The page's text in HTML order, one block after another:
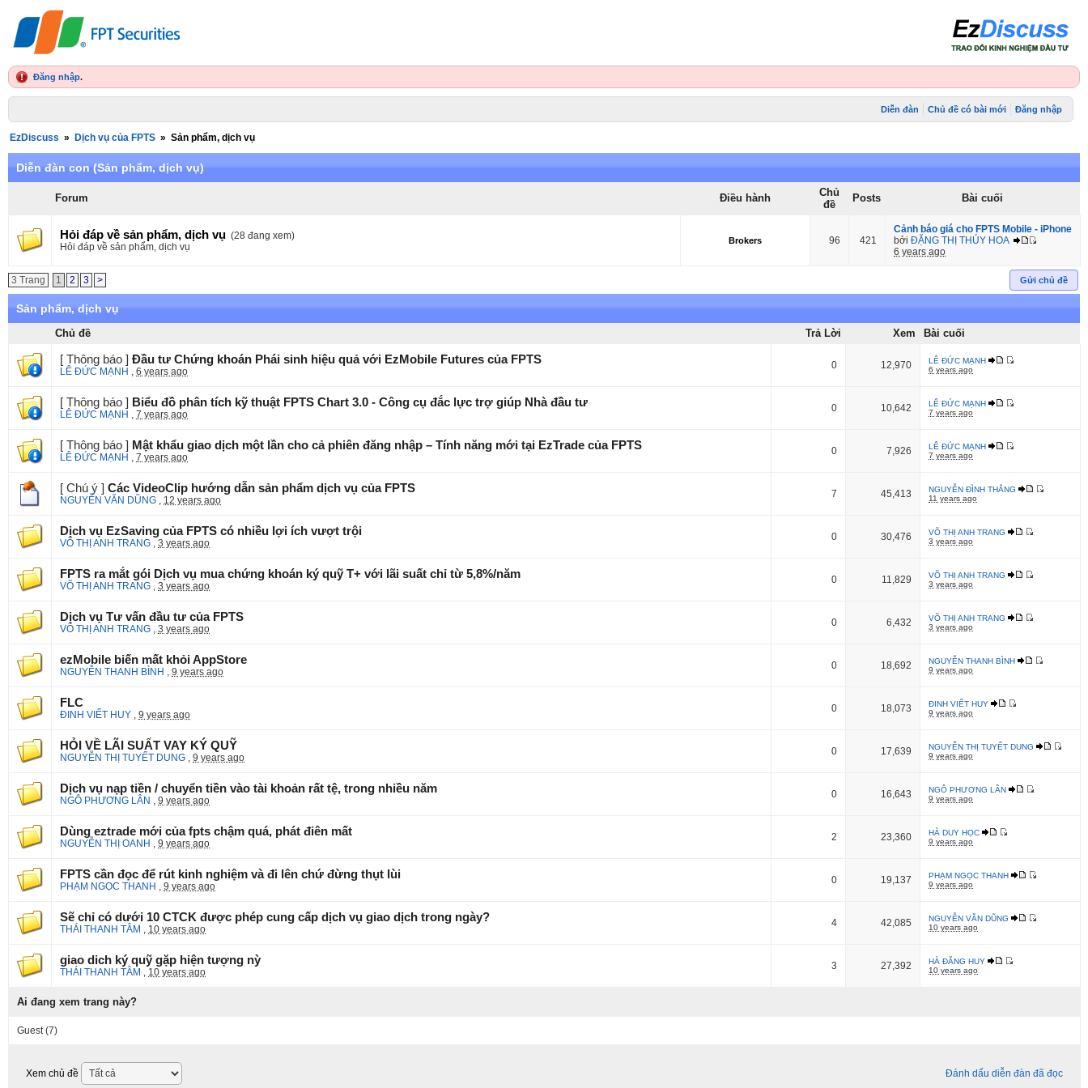
Đăng nhập.
Diễn đàn Chủ đề có bài mới Đăng nhập
EzDiscuss » Dịch vụ của FPTS » Sản phẩm, dịch vụ
Diễn đàn con (Sản phẩm, dịch vụ)
Forum Điều hành
Chủ
đề
Posts Bài cuối
Hỏi đáp về sản phẩm, dịch vụ (28 đang xem)
Hỏi đáp về sản phẩm, dịch vụ
Brokers 96 421
Cảnh báo giá cho FPTS Mobile - iPhone
bởi ĐẶNG THỊ THÚY HOA
6 years ago
3 Trang 1 2 3 > Gửi chủ đề
Sản phẩm, dịch vụ
Chủ đề Trả Lời Xem Bài cuối
[ Thông báo ] Đầu tư Chứng khoán Phái sinh hiệu quả với EzMobile Futures của FPTS
LÊ ĐỨC MẠNH , 6 years ago
0 12,970
LÊ ĐỨC MẠNH
6 years ago
[ Thông báo ] Biểu đồ phân tích kỹ thuật FPTS Chart 3.0 - Công cụ đắc lực trợ giúp Nhà đầu tư
LÊ ĐỨC MẠNH , 7 years ago
0 10,642
LÊ ĐỨC MẠNH
7 years ago
[ Thông báo ] Mật khẩu giao dịch một lần cho cả phiên đăng nhập – Tính năng mới tại EzTrade của FPTS
LÊ ĐỨC MẠNH , 7 years ago
0 7,926
LÊ ĐỨC MẠNH
7 years ago
[ Chú ý ] Các VideoClip hướng dẫn sản phẩm dịch vụ của FPTS
NGUYỄN VĂN DŨNG , 12 years ago
7 45,413
NGUYỄN ĐÌNH THẮNG
11 years ago
Dịch vụ EzSaving của FPTS có nhiều lợi ích vượt trội
VÕ THỊ ANH TRANG , 3 years ago
0 30,476
VÕ THỊ ANH TRANG
3 years ago
FPTS ra mắt gói Dịch vụ mua chứng khoán ký quỹ T+ với lãi suất chỉ từ 5,8%/năm
VÕ THỊ ANH TRANG , 3 years ago
0 11,829
VÕ THỊ ANH TRANG
3 years ago
Dịch vụ Tư vấn đầu tư của FPTS
VÕ THỊ ANH TRANG , 3 years ago
0 6,432
VÕ THỊ ANH TRANG
3 years ago
ezMobile biến mất khỏi AppStore
NGUYỄN THANH BÌNH , 9 years ago
0 18,692
NGUYỄN THANH BÌNH
9 years ago
FLC
ĐINH VIẾT HUY , 9 years ago
0 18,073
ĐINH VIẾT HUY
9 years ago
HỎI VỀ LÃI SUẤT VAY KÝ QUỸ
NGUYỄN THỊ TUYẾT DUNG , 9 years ago
0 17,639
NGUYỄN THỊ TUYẾT DUNG
9 years ago
Dịch vụ nạp tiền / chuyển tiền vào tài khoản rất tệ, trong nhiều năm
NGÔ PHƯƠNG LÂN , 9 years ago
0 16,643
NGÔ PHƯƠNG LÂN
9 years ago
Dùng eztrade mới của fpts chậm quá, phát điên mất
NGUYỄN THỊ OANH , 9 years ago
2 23,360
HÀ DUY HỌC
9 years ago
FPTS cần đọc để rút kinh nghiệm và đi lên chứ đừng thụt lùi
PHẠM NGỌC THANH , 9 years ago
0 19,137
PHẠM NGỌC THANH
9 years ago
Sẽ chỉ có dưới 10 CTCK được phép cung cấp dịch vụ giao dịch trong ngày?
THÁI THANH TÂM , 10 years ago
4 42,085
NGUYỄN VĂN DŨNG
10 years ago
giao dich ký quỹ gặp hiện tượng nỳ
THÁI THANH TÂM , 10 years ago
3 27,392
HÀ ĐĂNG HUY
10 years ago
Ai đang xem trang này?
Guest(7)
Xem chủ đề Đánh dấu diễn đàn đã đọc